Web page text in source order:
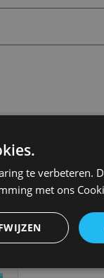
te verbeteren.
met ons